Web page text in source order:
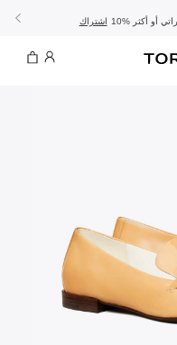
إطلالات العمل اشتراك تفاصيل